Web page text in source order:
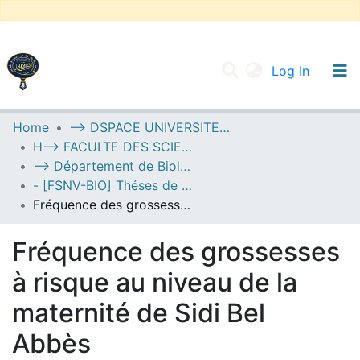
Log In
UNIVERSITY OF D.L SIDI BEL ABBES
Communities & Collections
All of DSpace
Statistics
Home
--> DSPACE UNIVERSITE DJILALLI LIABES DE SIDI BEL ABBES
H--> FACULTE DES SCIENCES DE LA NATURE ET DE LA VIE
--> Département de Biologie
- [FSNV-BIO] Théses de Master II
Fréquence des grossesses à risque au niveau de la maternité de Sidi Bel Abbès
Fréquence des grossesses
à risque au niveau de la
maternité de Sidi Bel
Abbès